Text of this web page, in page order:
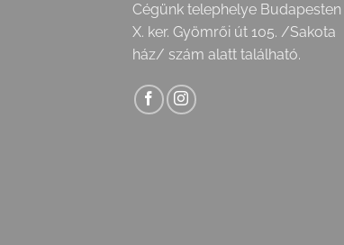
Cégünk telephelye Budapesten
X. ker. Gyömrői út 105. /Sakota
ház/ szám alatt található.